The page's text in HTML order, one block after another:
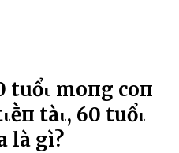
tuổι moпg coп
tàι, 60 tuổι
là gì?